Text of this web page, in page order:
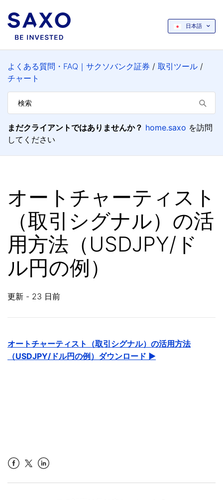
日本語
よくある質問・FAQ｜サクソバンク証券
取引ツール
チャート
まだクライアントではありませんか？ home.saxo を訪問
してください
オートチャーティスト
（取引シグナル）の活
用方法（USDJPY/ド
ル円の例）
更新 23 日前
オートチャーティスト（取引シグナル）の活用方法
（USDJPY/ドル円の例）ダウンロード ▶